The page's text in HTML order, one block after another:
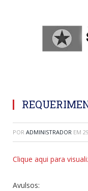
POR ADMINISTRADOR EM
Clique aqui para
Avulsos: